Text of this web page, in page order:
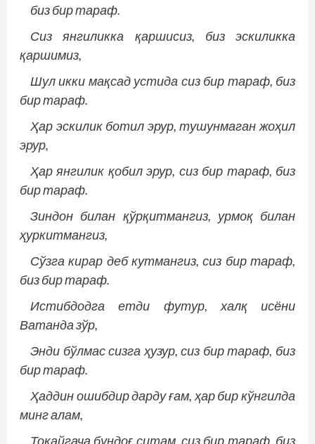
биз бир тараф.
Сиз янгиликка қаршисиз, биз эскиликка
қаршимиз,
Шул икки мақсад устида сиз бир тараф, биз
бир тараф.
Ҳар эскилик ботил эрур, тушунмаган жоҳил
эрур,
Ҳар янгилик қобил эрур, сиз бир тараф, биз
бир тараф.
Зиндон билан қўрқитмангиз, урмоқ билан
ҳуркитмангиз,
Сўзга кирар деб кутмангиз, сиз бир тараф,
биз бир тараф.
Истибдодга етди футур, халқ исёни
Ватанда зўр,
Энди бўлмас сизга ҳузур, сиз бир тараф, биз
бир тараф.
Ҳаддин ошибдир дарду ғам, ҳар бир кўнгилда
минг алам,
Токайгача бундоғ ситам, сиз бир тараф, биз